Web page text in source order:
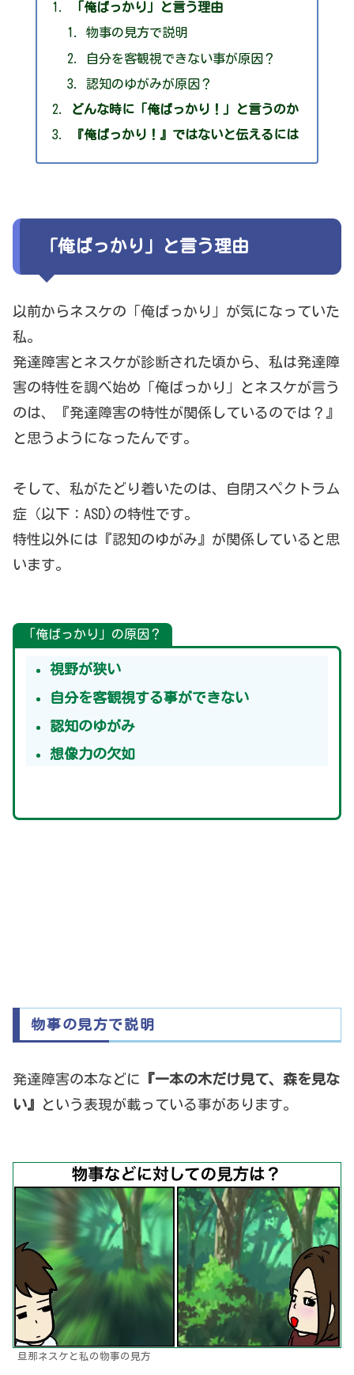
「俺ばっかり」と言う理由
物事の見方で説明
自分を客観視できない事が原因？
認知のゆがみが原因？
どんな時に「俺ばっかり！」と言うのか
『俺ばっかり！』ではないと伝えるには
「俺ばっかり」と言う理由
以前からネスケの「俺ばっかり」が気になっていた
私。
発達障害とネスケが診断された頃から、私は発達障
害の特性を調べ始め「俺ばっかり」とネスケが言う
のは、『発達障害の特性が関係しているのでは？』
と思うようになったんです。
そして、私がたどり着いたのは、自閉スペクトラム
症（以下：ASD)の特性です。
特性以外には『認知のゆがみ』が関係していると思
います。
「俺ばっかり」の原因？
視野が狭い
自分を客観視する事ができない
認知のゆがみ
想像力の欠如
物事の見方で説明
発達障害の本などに
『一本の木だけ見て、森を見な
い』
という表現が載っている事があります。
旦那ネスケと私の物事の見方